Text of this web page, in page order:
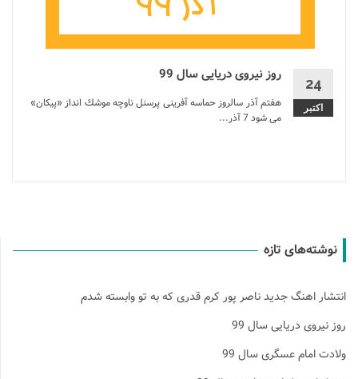
24
اکتبر
روز نیروی دریایی سال 99
هفتم آذر سالروز حماسه آفرینی پرسنل ناوچه موشك انداز «پیكان»
می شود 7 آذر...
نوشته‌های تازه
انتشار اهنگ جدید ناصر پور کرم قدری که به تو وابسته شدم
روز نیروی دریایی سال 99
ولادت امام عسگری سال 99